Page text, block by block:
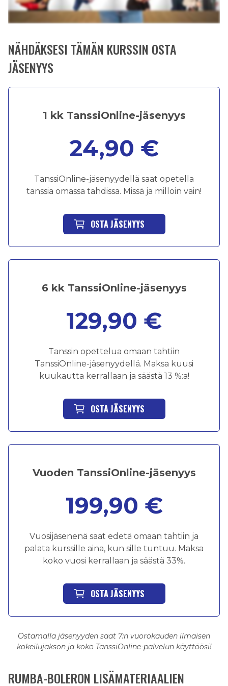
NÄHDÄKSESI TÄMÄN KURSSIN OSTA
JÄSENYYS
1 kk TanssiOnline-jäsenyys
24,90 €
TanssiOnline-jäsenyydellä saat opetella
tanssia omassa tahdissa. Missä ja milloin vain!
OSTA JÄSENYYS
6 kk TanssiOnline-jäsenyys
129,90 €
Tanssin opettelua omaan tahtiin
TanssiOnline-jäsenyydellä. Maksa kuusi
kuukautta kerrallaan ja säästä 13 %:a!
OSTA JÄSENYYS
Vuoden TanssiOnline-jäsenyys
199,90 €
Vuosijäsenenä saat edetä omaan tahtiin ja
palata kurssille aina, kun sille tuntuu. Maksa
koko vuosi kerrallaan ja säästä 33%.
OSTA JÄSENYYS
Ostamalla jäsenyyden saat 7:n vuorokauden ilmaisen
kokeilujakson ja koko TanssiOnline-palvelun käyttöösi!
RUMBA-BOLERON LISÄMATERIAALIEN